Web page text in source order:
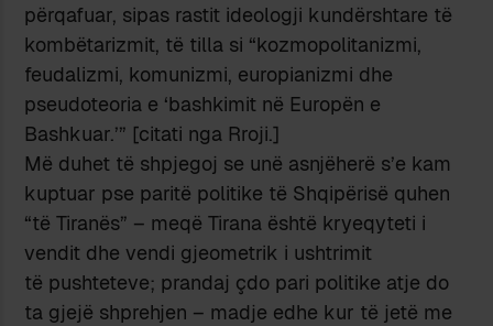
përqafuar, sipas rastit ideologji kundërshtare të
kombëtarizmit, të tilla si “kozmopolitanizmi,
feudalizmi, komunizmi, europianizmi dhe
pseudoteoria e ‘bashkimit në Europën e
Bashkuar.’” [citati nga Rroji.]
Më duhet të shpjegoj se unë asnjëherë s’e kam
kuptuar pse paritë politike të Shqipërisë quhen
“të Tiranës” – meqë Tirana është kryeqyteti i
vendit dhe vendi gjeometrik i ushtrimit
të pushteteve; prandaj çdo pari politike atje do
ta gjejë shprehjen – madje edhe kur të jetë me